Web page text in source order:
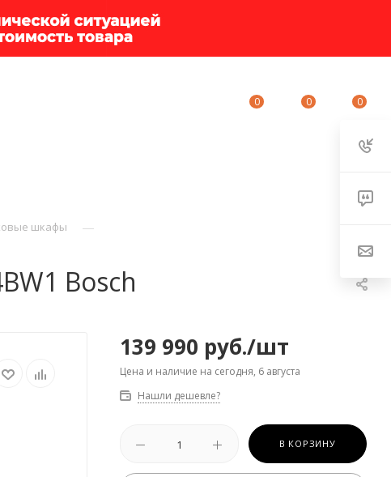
0 0 0
шкафы —
Bosch
139 990 руб./шт
Цена и наличие на сегодня, 6 августа
Нашли дешевле?
В КОРЗИНУ